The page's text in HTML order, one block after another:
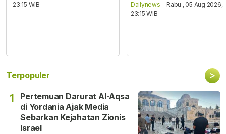
23:15 WIB
Dailynews - Rabu , 05 Aug 2026,
23:15 WIB
Terpopuler >
1
Pertemuan Darurat Al-Aqsa
di Yordania Ajak Media
Sebarkan Kejahatan Zionis
Israel